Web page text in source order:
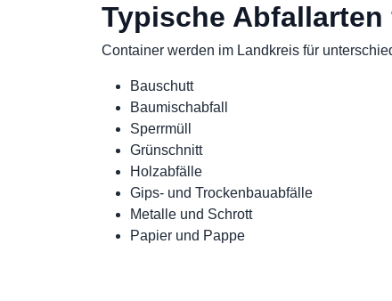
Typische
Container werden im Landkreis für
Bauschutt
Baumischabfall
Sperrmüll
Grünschnitt
Holzabfälle
Gips- und Trockenbauabfälle
Metalle und Schrott
Papier und Pappe